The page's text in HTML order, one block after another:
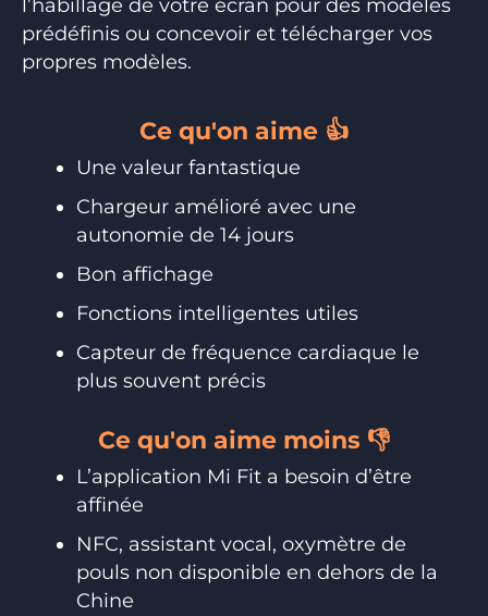
l’habillage de votre écran pour des modèles
prédéfinis ou concevoir et télécharger vos
propres modèles.
Ce qu'on aime 👍
Une valeur fantastique
Chargeur amélioré avec une
autonomie de 14 jours
Bon affichage
Fonctions intelligentes utiles
Capteur de fréquence cardiaque le
plus souvent précis
Ce qu'on aime moins 👎
L’application Mi Fit a besoin d’être
affinée
NFC, assistant vocal, oxymètre de
pouls non disponible en dehors de la
Chine